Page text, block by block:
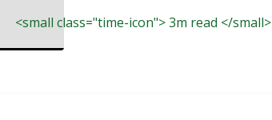
<small class="time-icon"> 3m read </small>